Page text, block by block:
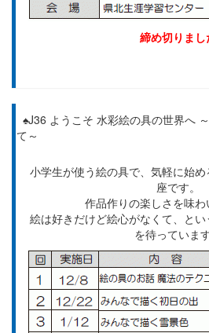
締め切りまし
♠J36 ようこそ 水彩絵の具の世界へ
て～
小学生が使う絵の具で、気軽に始
座です。
作品作りの楽しさを味わ
絵は好きだけど絵心がなくて、と
を待っています